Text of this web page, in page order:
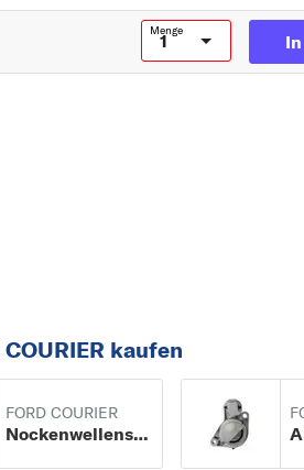
Menge
kaufen
FORD COURIER
Nockenwellensensor